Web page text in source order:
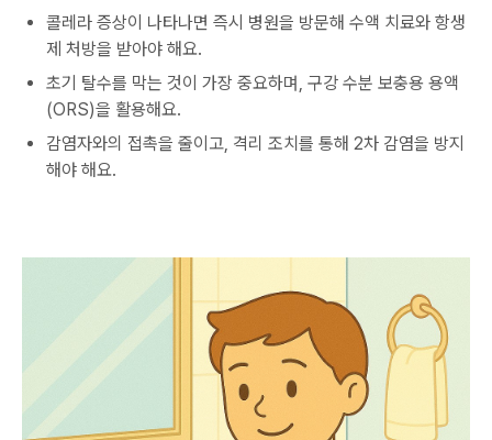
콜레라 증상이 나타나면 즉시 병원을 방문해 수액 치료와 항생
제 처방을 받아야 해요.
초기 탈수를 막는 것이 가장 중요하며, 구강 수분 보충용 용액
(ORS)을 활용해요.
감염자와의 접촉을 줄이고, 격리 조치를 통해 2차 감염을 방지
해야 해요.